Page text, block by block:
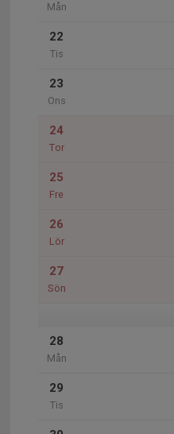
Mån
22
Tis
23
Ons
24
Tor
25
Fre
26
Lör
27
Sön
28
Mån
29
Tis